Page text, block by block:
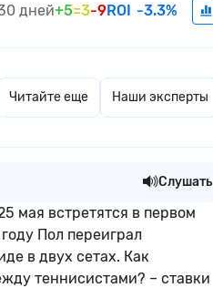
дней+5=3-9ROI -3.3%
Читайте еще Наши эксперты
Слушать
мая встретятся в первом
Пол переиграл
в двух сетах. Как
теннисистами? – ставки